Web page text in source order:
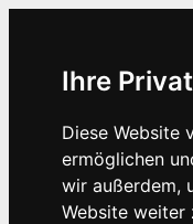
Ihre
Diese Website
ermöglichen
wir außerdem,
Website weiter